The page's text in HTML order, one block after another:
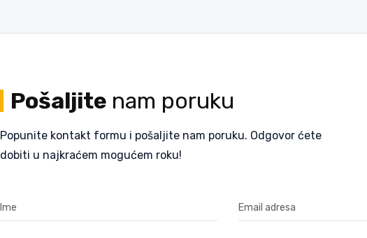
Pošaljite nam poruku
Popunite kontakt formu i pošaljite nam poruku. Odgovor ćete
dobiti u najkraćem mogućem roku!
Ime Email adresa